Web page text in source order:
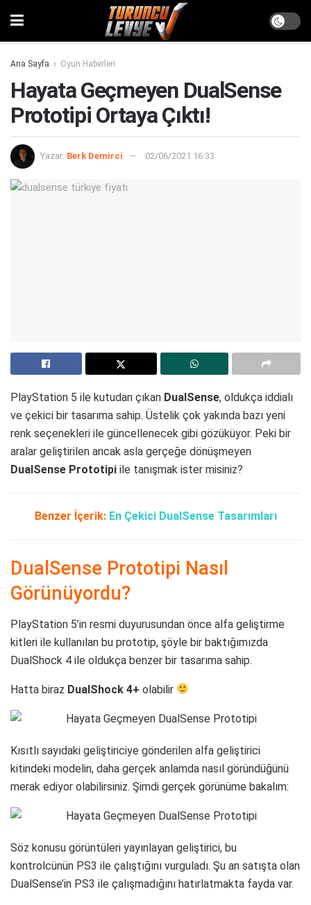
Ana Sayfa Oyun Haberleri
Hayata Geçmeyen DualSense
Prototipi Ortaya Çıktı!
Yazar: Berk Demirci 02/06/2021 16:33
PlayStation 5 ile kutudan çıkan DualSense, oldukça iddialı
ve çekici bir tasarıma sahip. Üstelik çok yakında bazı yeni
renk seçenekleri ile güncellenecek gibi gözüküyor. Peki bir
aralar geliştirilen ancak asla gerçeğe dönüşmeyen
DualSense Prototipi ile tanışmak ister misiniz?
Benzer İçerik: En Çekici DualSense Tasarımları
DualSense Prototipi Nasıl
Görünüyordu?
PlayStation 5’in resmi duyurusundan önce alfa geliştirme
kitleri ile kullanılan bu prototip, şöyle bir baktığımızda
DualShock 4 ile oldukça benzer bir tasarıma sahip.
Hatta biraz DualShock 4+ olabilir
Kısıtlı sayıdaki geliştiriciye gönderilen alfa geliştirici
kitindeki modelin, daha gerçek anlamda nasıl göründüğünü
merak ediyor olabilirsiniz. Şimdi gerçek görünüme bakalım:
Söz konusu görüntüleri yayınlayan geliştirici, bu
kontrolcünün PS3 ile çalıştığını vurguladı. Şu an satışta olan
DualSense’in PS3 ile çalışmadığını hatırlatmakta fayda var.